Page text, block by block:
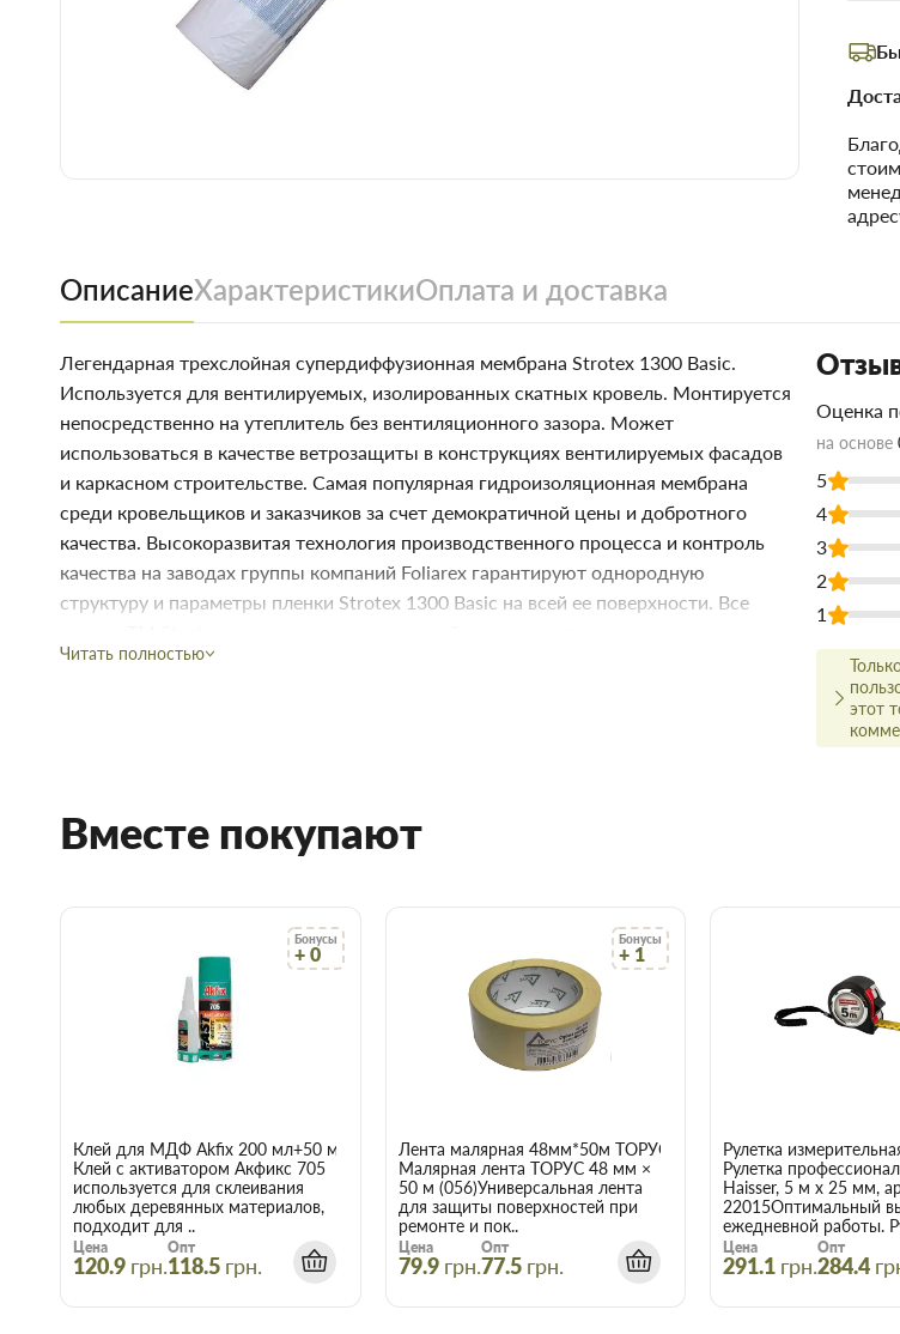
ОписаниеХарактеристикиОплата и доставка
Легендарная трехслойная супердиффузионная мембрана Strotex 1300 Basic.
Используется для вентилируемых, изолированных скатных кровель. Монтируется
непосредственно на утеплитель без вентиляционного зазора. Может
использоваться в качестве ветрозащиты в конструкциях вентилируемых фасадов
и каркасном строительстве. Самая популярная гидроизоляционная мембрана
среди кровельщиков и заказчиков за счет демократичной цены и добротного
качества. Высокоразвитая технология производственного процесса и контроль
качества на заводах группы компаний Foliarex гарантируют однородную
структуру и параметры пленки Strotex 1300 Basic на всей ее поверхности. Все
прочность продукта и облегчает их монтаж. Для достижения наилучшего
Торус можно купить по низкой цене непосредственно на складе, или на сайте, что
сэкономит Вам время.
Мы предлагаем купить товары действительно высокого качества, а для этого заключаем
договора с непосредственными производителями.
В наличии продукция для строительства и ремонта с самым широким ассортиментом.
Чтобы не запутаться в том, что вам наиболее подходит по цене и качеству, всегда можно
позвонить и проконсультироваться со знающим, опытным менеджером.
Доставка строительных материалов и товаров происходит вовремя и точно по
указанному адресу.
Купить Супердиффузионная мембрана STROTEX
пл.115 (1300 Basic 1,5*50м.п., 75 м.кв) в Запорожье
Воспользуйтесь услугами интернет-магазина Торус! Это означает сберечь время, деньги и
нервы и получить с доставкой именно те товары и услуги, какие вам требуются.
Читать полностью
Оценка
на основе
5
4
3
2
1
этот
Вместе покупают
Бонусы
+ 0
Клей для МДФ Akfix 200 мл+50 мл
Клей с активатором Акфикс 705
используется для склеивания
любых деревянных материалов,
подходит для ..
Цена
120.9 грн.
Опт
118.5 грн.
Бонусы
+ 1
Лента малярная 48мм*50м ТОРУС 056
Малярная лента ТОРУС 48 мм ×
50 м (056)Универсальная лента
для защиты поверхностей при
ремонте и пок..
Цена
79.9 грн.
Опт
77.5 грн.
Рулетка
Рулетка
Haisser, 5 м x 25 мм,
22015Оптимальный
ежедневной работы.
Цена
291.1 грн.
Опт
284.4